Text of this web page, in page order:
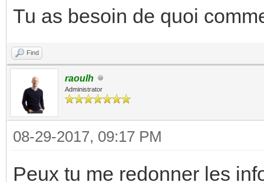
Tu as besoin de quoi
Find
raoulh
Administrator
08-29-2017, 09:17 PM
Peux tu me redonner les